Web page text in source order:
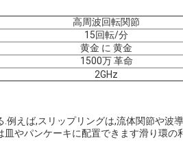
高周波回転関節
15回転/分
黄金 に 黄金
1500万 革命
2GHz
例えば,スリップリングは,流体関節や波
やパンケーキに配置できます滑り環の